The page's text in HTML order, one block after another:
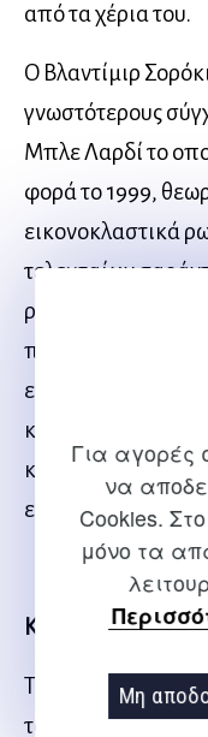
Για αγορές
να
Cookies.
μόνο τα
Μη
από τα χέρια του.
Ο Βλαντίμιρ
γνωστότερους
Μπλε Λαρδί το
φορά το 1999,
εικονοκλαστικά
τελευταίων
ρωσικό καθεστώς,
περιγράφονται με
εντυπωσιακών
και προκλητική
κουρελιάζει τη
εξουσίας και των
Κριτικές – Reviews
To ΜΠΛΕ ΛΑΡΔΙ
του Σορόκιν